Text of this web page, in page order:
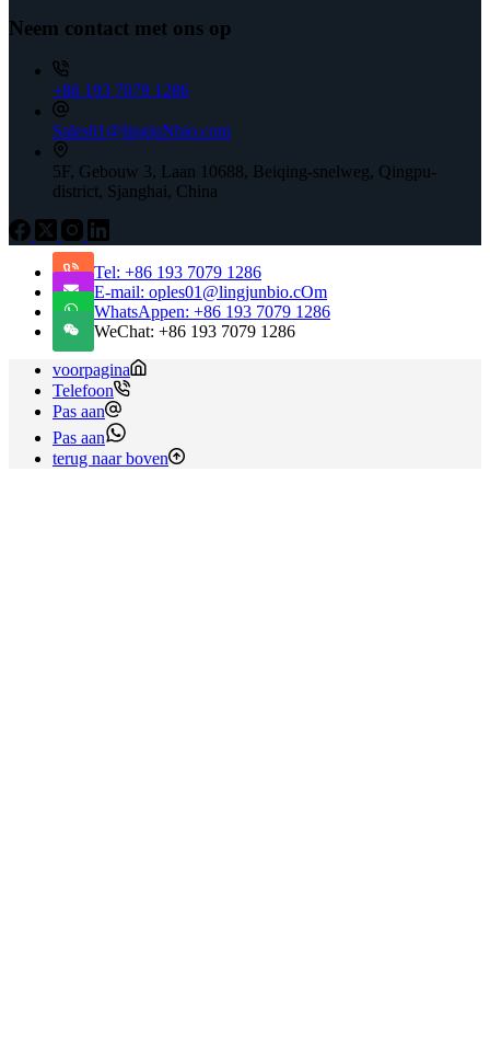
Neem contact met ons op
+86 193 7079 1286
Sales01@lingjuNbio.com
5F, Gebouw 3, Laan 10688, Beiqing-snelweg, Qingpu-
district, Sjanghai, China
Tel: +86 193 7079 1286
E-mail: oples01@lingjunbio.cOm
WhatsAppen: +86 193 7079 1286
WeChat: +86 193 7079 1286
voorpagina
Telefoon
Pas aan
Pas aan
terug naar boven